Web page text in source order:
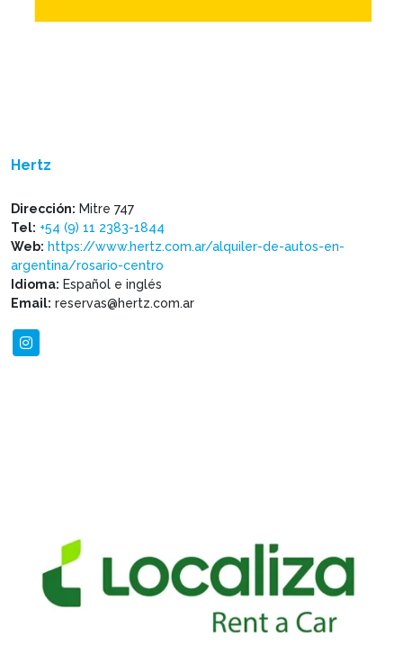
Hertz
Dirección: Mitre 747
Tel: +54 (9) 11 2383-1844
Web: https://www.hertz.com.ar/alquiler-de-autos-en-
argentina/rosario-centro
Idioma: Español e inglés
Email: reservas@hertz.com.ar